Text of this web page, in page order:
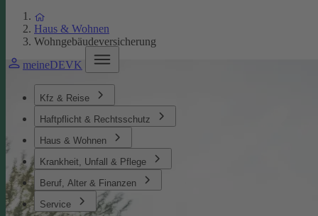
meineDEVK
Kfz & Reise
Haftpflicht & Rechtsschutz
Haus & Wohnen
Krankheit, Unfall & Pflege
Beruf, Alter & Finanzen
Service
Haus & Wohnen
Wohngebäudeversicherung